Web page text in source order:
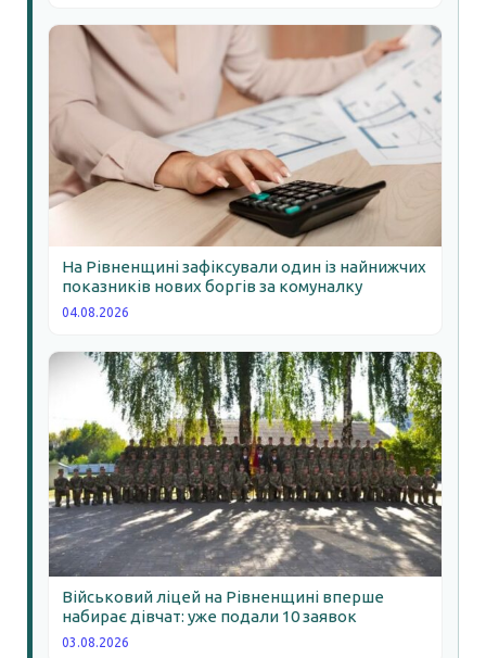
На Рівненщині зафіксували один із найнижчих
показників нових боргів за комуналку
04.08.2026
Військовий ліцей на Рівненщині вперше
набирає дівчат: уже подали 10 заявок
03.08.2026